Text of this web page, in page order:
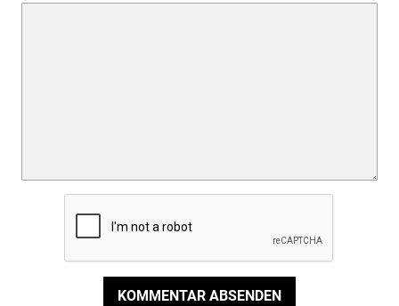
KOMMENTAR ABSENDEN